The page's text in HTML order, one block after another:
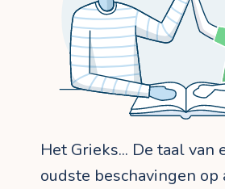
Het Grieks... De taal van
oudste beschavingen op